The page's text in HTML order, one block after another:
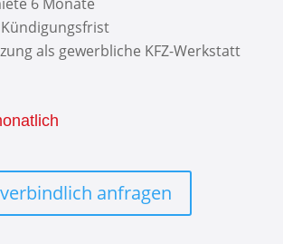
als gewerbliche KFZ-Werkstatt
anfragen